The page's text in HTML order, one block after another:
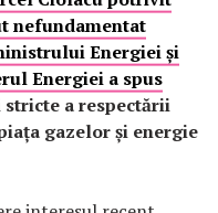
nefundamentat
Energiei şi
Energiei a spus
a respectării
gazelor și energie